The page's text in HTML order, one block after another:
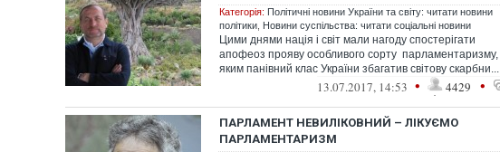
Категорія: Політичні новини України та світу: читати новини
політики Новини суспільства: читати соціальні новини
Цими днями нація і світ мали нагоду спостерігати
апофеоз прояву особливого сорту парламентаризму,
яким панівний клас України збагатив світову скарбни...
13.07.2017, 14:53 • 4429 •
ПАРЛАМЕНТ НЕВИЛІКОВНИЙ – ЛІКУЄМО
ПАРЛАМЕНТАРИЗМ